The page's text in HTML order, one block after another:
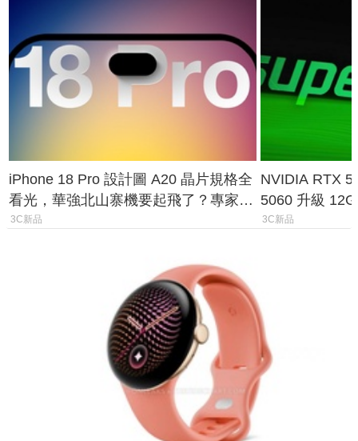
iPhone 18 Pro 設計圖 A20 晶片規格全
看光，華強北山寨機要起飛了？專家曝
山寨機無法復刻兩大關鍵
3C新品
NVIDIA RTX
5060 升級
次規格終於不
3C新品